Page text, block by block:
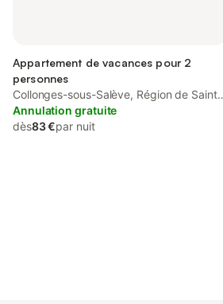
Appartement de vacances pour 2
personnes
Collonges-sous-Salève, Région de Saint-
Julien-en-Genevois
Annulation gratuite
dès83 €par nuit